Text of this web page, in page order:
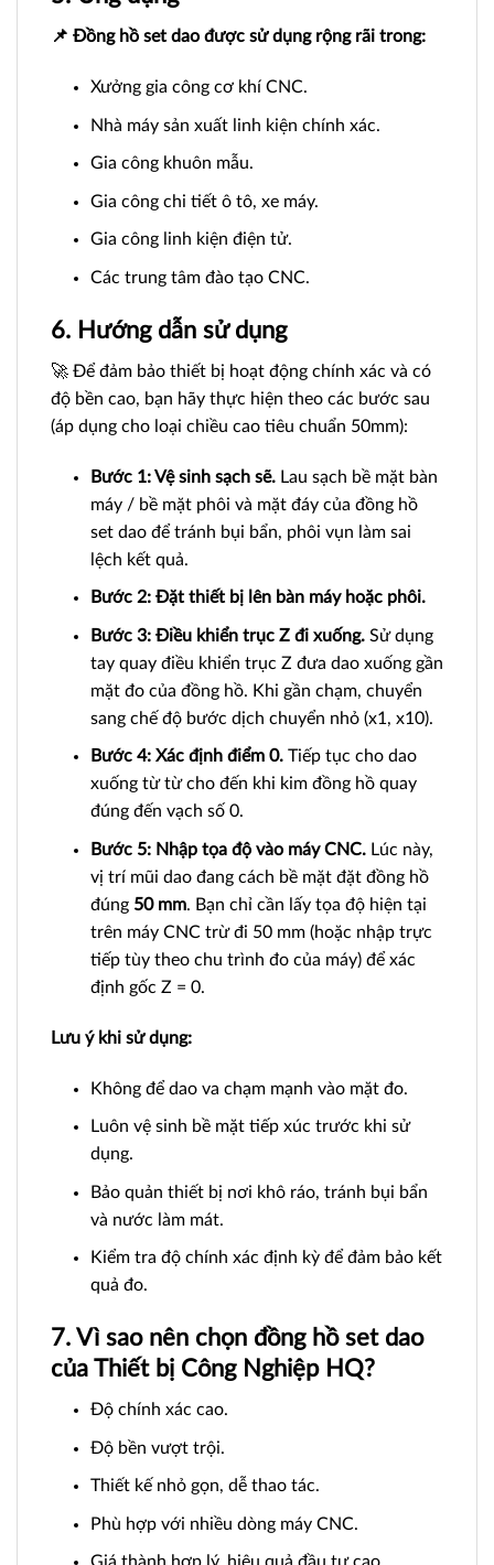
📌 Đồng hồ set dao được sử dụng rộng rãi trong:
Xưởng gia công cơ khí CNC.
Nhà máy sản xuất linh kiện chính xác.
Gia công khuôn mẫu.
Gia công chi tiết ô tô, xe máy.
Gia công linh kiện điện tử.
Các trung tâm đào tạo CNC.
6. Hướng dẫn sử dụng
🚀 Để đảm bảo thiết bị hoạt động chính xác và có
độ bền cao, bạn hãy thực hiện theo các bước sau
(áp dụng cho loại chiều cao tiêu chuẩn 50mm):
Bước 1: Vệ sinh sạch sẽ.Lau sạch bề mặt bàn
máy / bề mặt phôi và mặt đáy của đồng hồ
set dao để tránh bụi bẩn, phôi vụn làm sai
lệch kết quả.
Bước 2: Đặt thiết bị lên bàn máy hoặc phôi.
Bước 3: Điều khiển trục Z đi xuống.Sử dụng
tay quay điều khiển trục Z đưa dao xuống gần
mặt đo của đồng hồ. Khi gần chạm, chuyển
sang chế độ bước dịch chuyển nhỏ (x1, x10).
Bước 4: Xác định điểm 0.Tiếp tục cho dao
xuống từ từ cho đến khi kim đồng hồ quay
đúng đến vạch số 0.
Bước 5: Nhập tọa độ vào máy CNC.Lúc này,
vị trí mũi dao đang cách bề mặt đặt đồng hồ
đúng 50 mm. Bạn chỉ cần lấy tọa độ hiện tại
trên máy CNC trừ đi 50 mm (hoặc nhập trực
tiếp tùy theo chu trình đo của máy) để xác
định gốc Z = 0.
Lưu ý khi sử dụng:
Không để dao va chạm mạnh vào mặt đo.
Luôn vệ sinh bề mặt tiếp xúc trước khi sử
dụng.
Bảo quản thiết bị nơi khô ráo, tránh bụi bẩn
và nước làm mát.
Kiểm tra độ chính xác định kỳ để đảm bảo kết
quả đo.
7. Vì sao nên chọn đồng hồ set dao
của Thiết bị Công Nghiệp HQ?
Độ chính xác cao.
Độ bền vượt trội.
Thiết kế nhỏ gọn, dễ thao tác.
Phù hợp với nhiều dòng máy CNC.